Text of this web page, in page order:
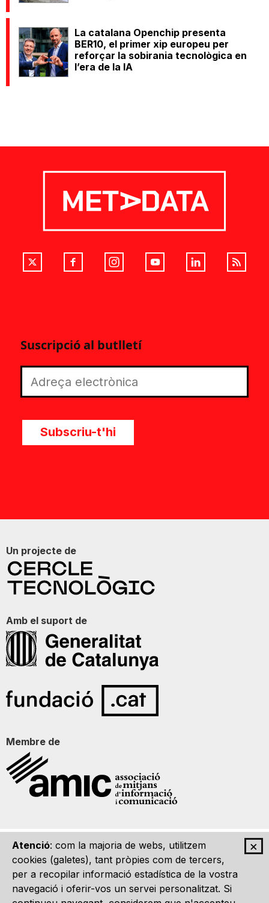
La catalana Openchip presenta
BER10, el primer xip europeu per
reforçar la sobirania tecnològica en
l’era de la IA
×
Atenció: com la majoria de webs, utilitzem
cookies (galetes), tant pròpies com de tercers,
per a recopilar informació estadística de la vostra
navegació i oferir-vos un servei personalitzat. Si
Suscripció al butlletí
Subscriu-t'hi
Un projecte de
Amb el suport de
Membre de
Qui som Contacte Imatge Gràfica Avís legal